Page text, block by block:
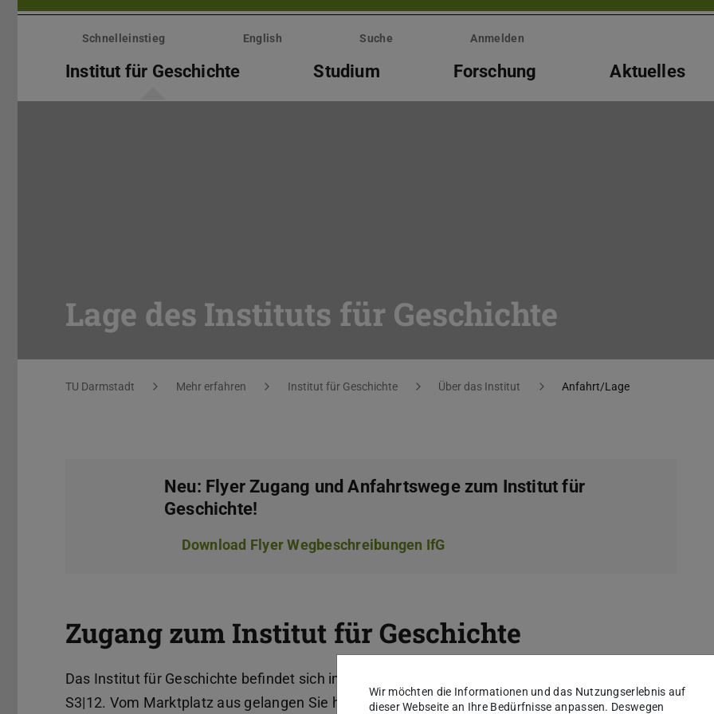
Menü
überspringenSchnelleinstieg English Suche Anmelden
Institut für Geschichte Studium Forschung Aktuelles
Lage des Instituts für Geschichte
Sie befinden sich hier:
TU Darmstadt Mehr erfahren Institut für Geschichte Über das Institut Anfahrt/Lage
Neu: Flyer Zugang und Anfahrtswege zum Institut für
Geschichte!
Download Flyer Wegbeschreibungen IfG
Zugang zum Institut für Geschichte
Das Institut für Geschichte befindet sich im Residenzschloss Darmstadt im Gebäudeteil
S3|12. Vom Marktplatz aus gelangen Sie hinter dem großen Eingangstor noch innerhalb des
Wir möchten die Informationen und das Nutzungserlebnis auf
dieser Webseite an Ihre Bedürfnisse anpassen. Deswegen